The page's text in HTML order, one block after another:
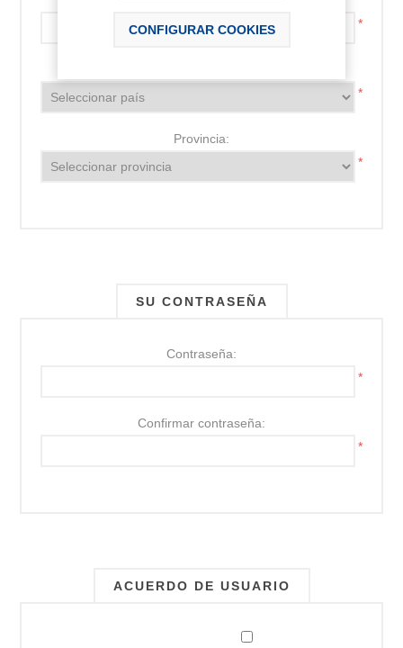
*
*
Provincia:
*
SU CONTRASEÑA
Contraseña:
*
Confirmar contraseña:
*
ACUERDO DE USUARIO
CONFIGURAR COOKIES